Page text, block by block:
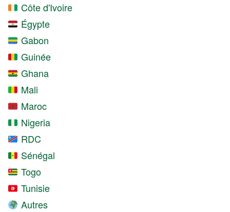
Côte d'Ivoire
Égypte
Gabon
Guinée
Ghana
Mali
Maroc
Nigeria
RDC
Sénégal
Togo
Tunisie
Autres